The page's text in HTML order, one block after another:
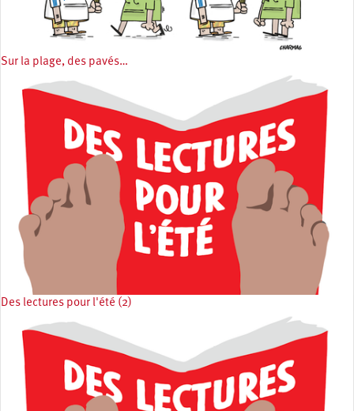
Sur la plage, des pavés…
Des lectures pour l'été (2)